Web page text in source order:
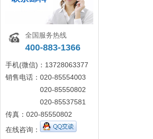
全国服务热线
400-883-1366
手机(微信)：13728063377
销售电话：020-85554003
020-85550802
020-85537581
传真：020-85550802
在线咨询：